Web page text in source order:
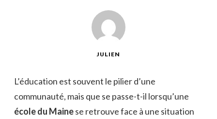
JULIEN
L’éducation est souvent le pilier d’une
communauté, mais que se passe-t-il lorsqu’une
école du Mainese retrouve face à une situation